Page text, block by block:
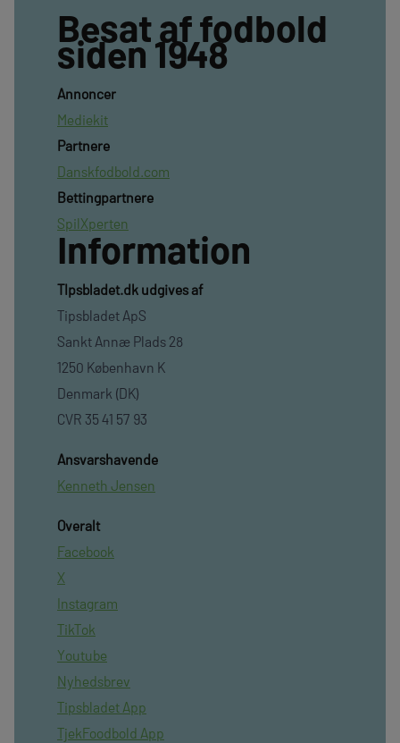
Besat af fodbold
siden 1948
Annoncer
Mediekit
Partnere
Danskfodbold.com
Bettingpartnere
SpilXperten
Information
TIpsbladet.dk udgives af
Tipsbladet ApS
Sankt Annæ Plads 28
1250 København K
Denmark (DK)
CVR 35 41 57 93
Ansvarshavende
Kenneth Jensen
Overalt
Facebook
X
Instagram
TikTok
Youtube
Nyhedsbrev
Tipsbladet App
TjekFoodbold App